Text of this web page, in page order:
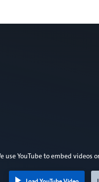
use YouTube to embed videos